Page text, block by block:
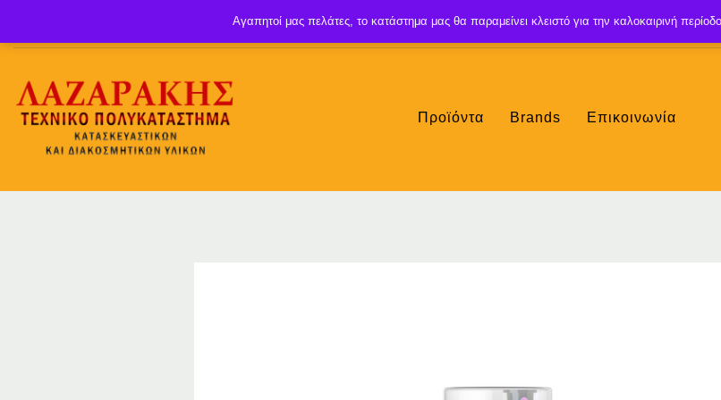
Προϊόντα Brands Επικοινωνία
Αγαπητοί μας πελάτες, το κατάστημα μας θα παραμείνει κλειστό για την καλοκαιρινή